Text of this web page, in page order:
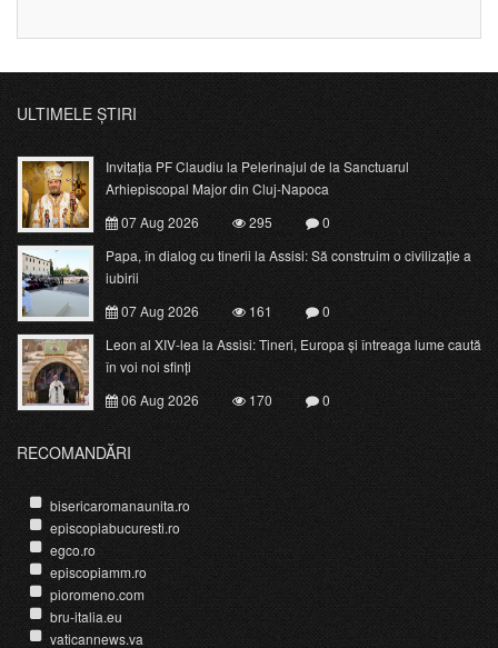
ULTIMELE ȘTIRI
Invitația PF Claudiu la Pelerinajul de la Sanctuarul
Arhiepiscopal Major din Cluj-Napoca
07 Aug 2026
295
0
Papa, în dialog cu tinerii la Assisi: Să construim o civilizație a
iubirii
07 Aug 2026
161
0
Leon al XIV-lea la Assisi: Tineri, Europa și întreaga lume caută
în voi noi sfinți
06 Aug 2026
170 0
RECOMANDĂRI
bisericaromanaunita.ro
episcopiabucuresti.ro
egco.ro
episcopiamm.ro
pioromeno.com
bru-italia.eu
vaticannews.va